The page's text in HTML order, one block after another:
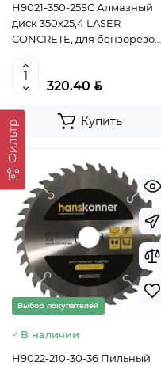
Фильтр
H9021-350-25SC Алмазный
диск 350x25,4 LASER
CONCRETE, для бензорезов,
320.40 BYN
Купить
Выбор покупателей
В наличии
H9022-210-30-36 Пильный